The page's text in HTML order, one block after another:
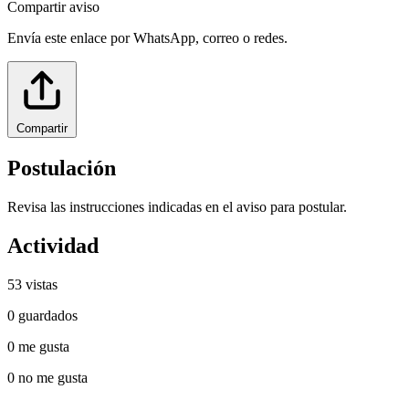
Compartir aviso
Envía este enlace por WhatsApp, correo o redes.
Compartir
Postulación
Revisa las instrucciones indicadas en el aviso para postular.
Actividad
53 vistas
0 guardados
0 me gusta
0 no me gusta